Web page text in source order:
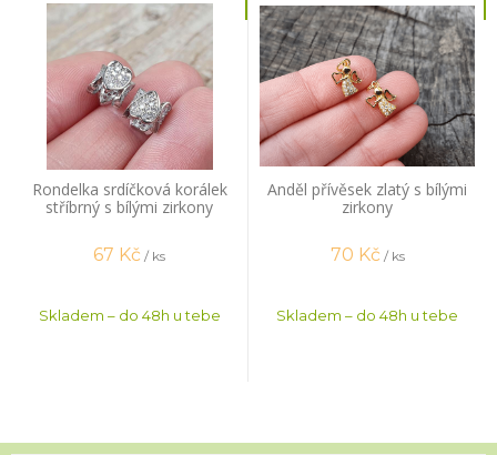
Rondelka srdíčková korálek
stříbrný s bílými zirkony
67 Kč / ks
Skladem – do 48h u tebe
Anděl přívěsek zlatý s bílými
zirkony
70 Kč / ks
Skladem – do 48h u tebe